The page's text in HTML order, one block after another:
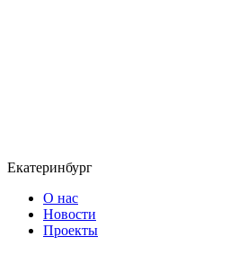
Екатеринбург
О нас
Новости
Проекты